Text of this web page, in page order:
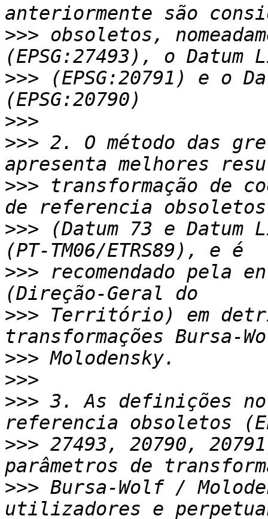
>>> obsoletos,
>>> (EPSG:20791) e o
>>>
>>> 2. O método das
>>> transformação de
>>> (Datum 73 e
>>> recomendado pela
>>> Território) em
>>>
>>>
>>> 3. As definições no
>>> 27493, 20790,
>>> Bursa-Wolf /